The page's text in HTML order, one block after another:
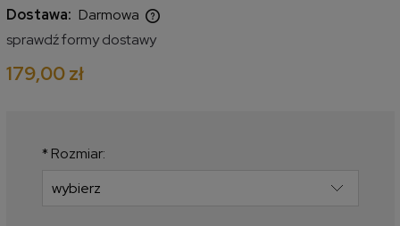
Dostawa: Darmowa
Cena nie zawiera ewentualnych kosztów płatności
sprawdź formy dostawy
179,00 zł
* Rozmiar: